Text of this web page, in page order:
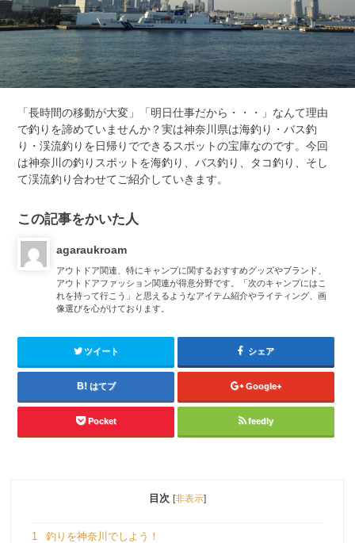
「長時間の移動が大変」「明日仕事だから・・・」なんて理由
で釣りを諦めていませんか？実は神奈川県は海釣り・バス釣
り・渓流釣りを日帰りでできるスポットの宝庫なのです。今回
は神奈川の釣りスポットを海釣り、バス釣り、タコ釣り、そし
て渓流釣り合わせてご紹介していきます。
この記事をかいた人
agaraukroam
アウトドア関連、特にキャンプに関するおすすめグッズやブランド、
アウトドアファッション関連が得意分野です。「次のキャンプにはこ
れを持って行こう」と思えるようなアイテム紹介やライティング、画
像選びを心がけております。
ツイート シェア
はてブ Google+
Pocket feedly
目次 [非表示]
1 釣りを神奈川でしよう！